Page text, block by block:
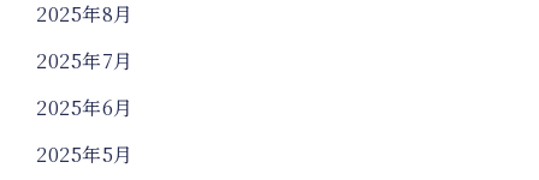
2025年8月
2025年7月
2025年6月
2025年5月